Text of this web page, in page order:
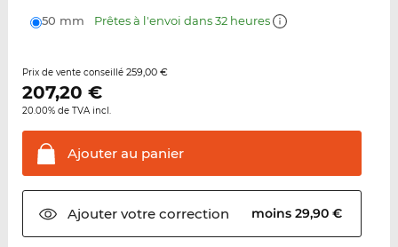
50 mm Prêtes à l'envoi dans 32 heures
Prix de vente conseillé 259,00 €
207,20 €
20.00% de TVA incl.
Ajouter au panier
Ajouter votrecorrection moins 29,90 €